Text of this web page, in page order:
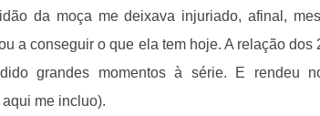
da moça me deixava injuriado, afinal,
a conseguir o que ela tem hoje. A relação
grandes momentos à série. E rendeu
me incluo).